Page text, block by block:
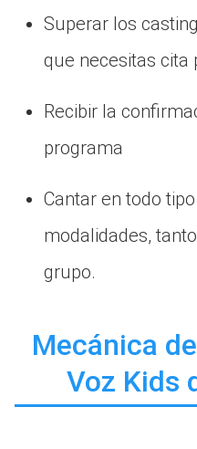
Superar los
que necesitas cita
Recibir la
programa
Cantar en todo
modalidades,
grupo.
Mecánica
Voz Kids